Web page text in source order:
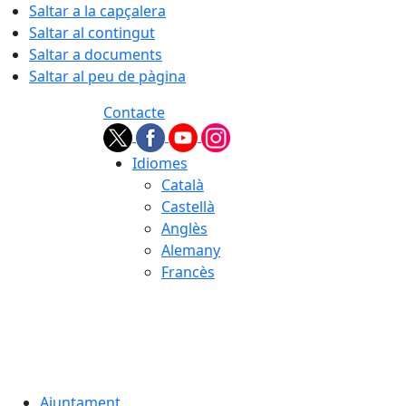
Saltar a la capçalera
Saltar al contingut
Saltar a documents
Saltar al peu de pàgina
Contacte
Idiomes
Català
Castellà
Anglès
Alemany
Francès